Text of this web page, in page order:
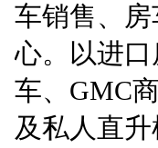
车销售、
心。以进
车、GMC
及私人直